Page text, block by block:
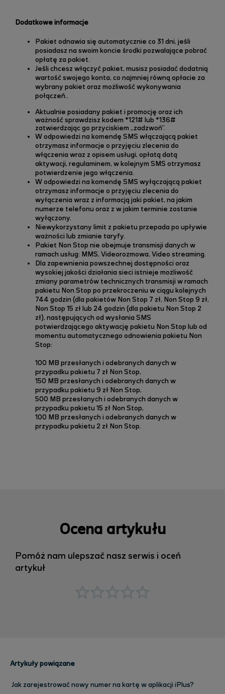
Dodatkowe informacje
Pakiet odnawia się automatycznie co 31 dni, jeśli
posiadasz na swoim koncie środki pozwalające pobrać
opłatę za pakiet.
Jeśli chcesz włączyć pakiet, musisz posiadać dodatnią
wartość swojego konta, co najmniej równą opłacie za
wybrany pakiet oraz możliwość wykonywania
połączeń..
Aktualnie posiadany pakiet i promocję oraz ich
ważność sprawdzisz kodem *121# lub *136#
zatwierdzając go przyciskiem „zadzwoń”.
W odpowiedzi na komendę SMS włączającą pakiet
otrzymasz informacje o przyjęciu zlecenia do
włączenia wraz z opisem usługi, opłatą datą
aktywacji, regulaminem, w kolejnym SMS otrzymasz
potwierdzenie jego włączenia.
W odpowiedzi na komendę SMS wyłączającą pakiet
otrzymasz informacje o przyjęciu zlecenia do
wyłączenia wraz z informacją jaki pakiet, na jakim
numerze telefonu oraz z w jakim terminie zostanie
wyłączony.
Niewykorzystany limit z pakietu przepada po upływie
ważności lub zmianie taryfy.
Pakiet Non Stop nie obejmuje transmisji danych w
ramach usług: MMS, Videorozmowa, Video streaming.
Dla zapewnienia powszechnej dostępności oraz
wysokiej jakości działania sieci istnieje możliwość
zmiany parametrów technicznych transmisji w ramach
pakietu Non Stop po przekroczeniu w ciągu kolejnych
744 godzin (dla pakietów Non Stop 7 zł, Non Stop 9 zł,
Non Stop 15 zł lub 24 godzin (dla pakietu Non Stop 2
zł), następujących od wysłania SMS
potwierdzającego aktywację pakietu Non Stop lub od
momentu automatycznego odnowienia pakietu Non
Stop:
100 MB przesłanych i odebranych danych w
przypadku pakietu 7 zł Non Stop,
150 MB przesłanych i odebranych danych w
przypadku pakietu 9 zł Non Stop,
500 MB przesłanych i odebranych danych w
przypadku pakietu 15 zł Non Stop,
100 MB przesłanych i odebranych danych w
przypadku pakietu 2 zł Non Stop.
Ocena artykułu
Pomóż nam ulepszać nasz serwis i oceń
artykuł
Artykuły powiązane
Jak zarejestrować nowy numer na kartę w aplikacji iPlus?